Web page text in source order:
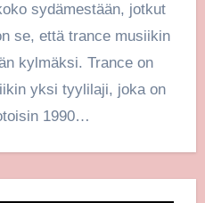
sydämestään, jotkut
se, että trance musiikin
kylmäksi. Trance on
yksi tyylilaji, joka on
1990…